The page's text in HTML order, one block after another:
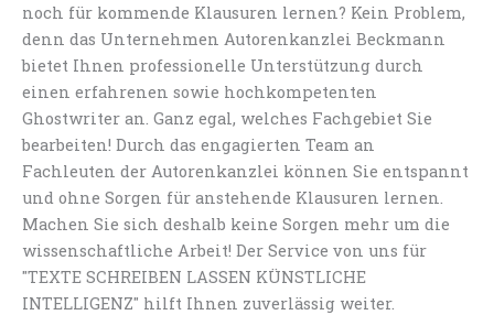
noch für kommende Klausuren lernen? Kein Problem,
denn das Unternehmen Autorenkanzlei Beckmann
bietet Ihnen professionelle Unterstützung durch
einen erfahrenen sowie hochkompetenten
Ghostwriter an. Ganz egal, welches Fachgebiet Sie
bearbeiten! Durch das engagierten Team an
Fachleuten der Autorenkanzlei können Sie entspannt
und ohne Sorgen für anstehende Klausuren lernen.
Machen Sie sich deshalb keine Sorgen mehr um die
wissenschaftliche Arbeit! Der Service von uns für
"TEXTE SCHREIBEN LASSEN KÜNSTLICHE
INTELLIGENZ" hilft Ihnen zuverlässig weiter.